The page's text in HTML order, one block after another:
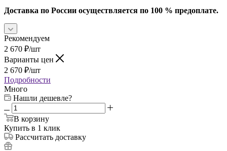
Доставка по России осуществляется по 100 % предоплате.
Рекомендуем
2 670 ₽/шт
Варианты цен
2 670 ₽/шт
Подробности
Много
Нашли дешевле?
В корзину
Купить в 1 клик
Рассчитать доставку